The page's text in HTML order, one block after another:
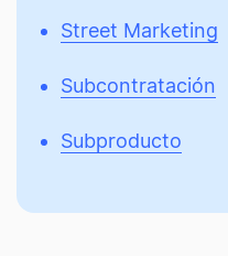
Street Marketing
Subcontratación
Subproducto